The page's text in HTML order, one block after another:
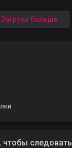
Загрузи больше
чтобы следовать